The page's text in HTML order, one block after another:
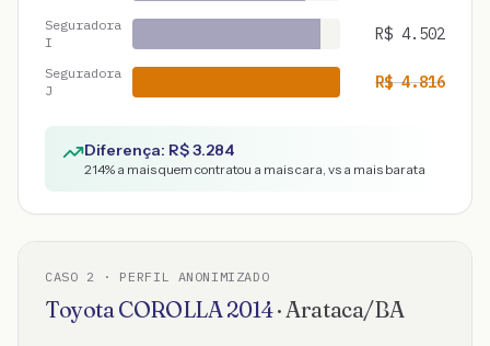
Seguradora
I
R$ 4.502
Seguradora
J
R$4.816
Diferença: R$3.284
214% a mais quem contratou a mais cara, vs a mais barata
CASO 2 · PERFIL ANONIMIZADO
ToyotaCOROLLA2014·Arataca/BA